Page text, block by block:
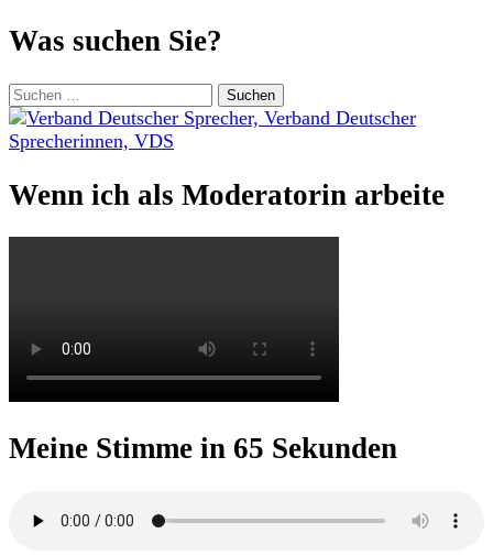
Was suchen Sie?
Suchen
nach:
Wenn ich als Moderatorin arbeite
Meine Stimme in 65 Sekunden